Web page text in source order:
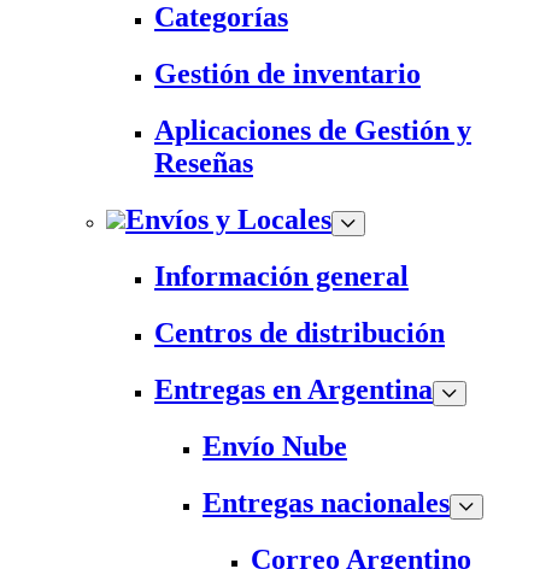
Categorías
Gestión de inventario
Aplicaciones de Gestión y
Reseñas
Envíos y Locales
Información general
Centros de distribución
Entregas en Argentina
Envío Nube
Entregas nacionales
Correo Argentino